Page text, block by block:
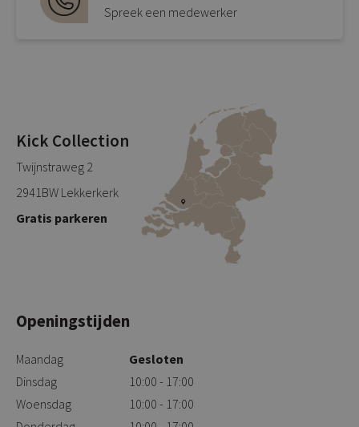
Spreek een medewerker
Kick Collection
Twijnstraweg 2
2941BW Lekkerkerk
Gratis parkeren
Openingstijden
Maandag
Gesloten
Dinsdag
10:00 - 17:00
Woensdag
10:00 - 17:00